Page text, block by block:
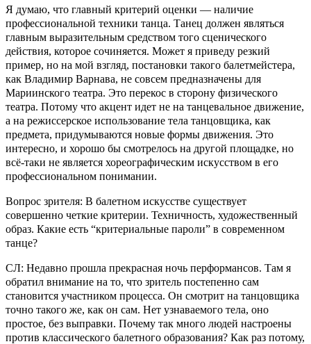
Я думаю, что главный критерий оценки — наличие
профессиональной техники танца. Танец должен являться
главным выразительным средством того сценического
действия, которое сочиняется. Может я приведу резкий
пример, но на мой взгляд, постановки такого балетмейстера,
как Владимир Варнава, не совсем предназначены для
Мариинского театра. Это перекос в сторону физического
театра. Потому что акцент идет не на танцевальное движение,
а на режиссерское использование тела танцовщика, как
предмета, придумываются новые формы движения. Это
интересно, и хорошо бы смотрелось на другой площадке, но
всё-таки не является хореографическим искусством в его
профессиональном понимании.
Вопрос зрителя: В балетном искусстве существует
совершенно четкие критерии. Техничность, художественный
образ. Какие есть “критериальные пароли” в современном
танце?
СЛ: Недавно прошла прекрасная ночь перформансов. Там я
обратил внимание на то, что зритель постепенно сам
становится участником процесса. Он смотрит на танцовщика
точно такого же, как он сам. Нет узнаваемого тела, оно
простое, без выправки. Почему так много людей настроены
против классического балетного образования? Как раз потому,